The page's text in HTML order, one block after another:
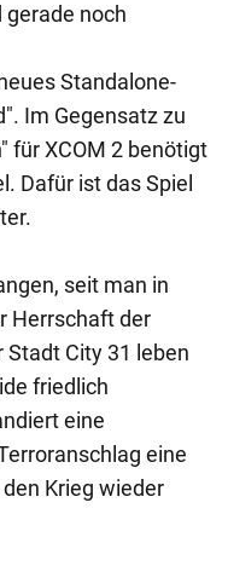
gerade noch
Standalone-
Im Gegensatz zu
für XCOM 2 benötigt
Dafür ist das Spiel
seit man in
Herrschaft der
City 31 leben
friedlich
eine
eine
Krieg wieder